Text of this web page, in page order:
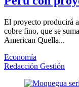
El proyecto producirá
cobre fino, que se
American Quella...
Economía
Redacción Gestión